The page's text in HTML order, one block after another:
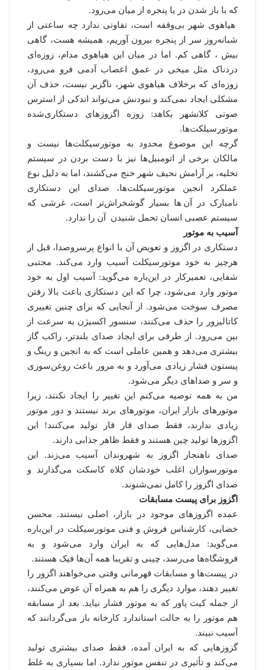
که با باز شدن در یا پنجره از میان می‌رود.
هیاهوی شهر بی‌وقفه است، تفاوتی ندارد چه ساعتی از
شبانه‌روز سر از پنجره بیرون آوریم، همیشه هست، گاهی
بیش ، گاهی کم. اما در میان این هیاهوی مدام، زوزه‌ای
دردناک مثل میخی در عمق اعصاب آدمی‌ فرو می‌رود،
زوزه‌ای که برخلاف هیاهوی شهر، ناگزیر نیست، حذف آن
مشکلی ایجاد نمی‌کند و نبودنش می‌تواند اندکی از استرس
صوتی کلانشهر بکاهد: زوزه اگزوزهای دستکاری‌شده
موتورسیلکت‌ها.
گرچه این موضوع محدود به موتورسیکلت‌ها نیست و
مالکان برخی از اتومبیل‌ها نیز با دست بردن در سیستم
تخلیه، بر آرامش نحیف شهر خنج می‌کشند، اما به دلیل نوع
عملکرد انجین موتورسیکلت‌ها، صدای این دستکاری
نامبارک در آن ها بسیار گوشخراش‌تر است، غرشی که
سیستم عصبی انسان تحمل شنیدن آن را ندارد.
آسیب به موتور
دستکاری در اگزوز و تعویض آن با انواع پرسروصدا، قبل از
هرچیز به خود موتورسیکلت آسیب وارد می‌کند. مجتبی
شفایی، تعمیرکار در این‌باره می‌گوید: آسیب اول به خود
موتور وارد می‌شود، چرا که این دستکاری باعث بالا رفتن
مصرف سوخت می‌شود. از آنجایی که برای چنین تغییری
کاتالیزور را حذف می‌کنند، سنسور اکسیژن به سرعت از
بین می‌رود. از طرفی برای ایجاد صدای بلندتر، راکب گاز
بیشتری می‌دهد و همین عاملی است که به انجین و رینگ و
پیستون فشار زیادی می‌آورد و به مرور باعث روغن‌سوزی
و سر و صداهای دیگر می‌شود.
من به همه توصیه می‌کنم این تغییر را ایجاد نکنند، زیرا
موتورهای بازار ایران، موتورهای برند نیستند و دور موتور
زیادی ندارند، فقط صدای قار قار تولید می‌کنند! این
اگزوزها تولید چین هستند و فقط ظاهر جذابی دارند.
صدای ناهنجار اگزوز به شهروندان آسیب می‌زند. این
موتورسواران اغلب خودشان کلاه کاسکت می‌گذارند و
صدای اگزوز را کامل نمی‌شنوند.
اگزوز برای پیست مسابقات
عمده اگزوزهای موجود در بازار، اصلی نیستند. محسن
خضایی، کارشناس فروش و فنی موتورسیکلت در این‌باره
می‌گوید: مدل‌هایی که به ایران وارد می‌شود و به
فروشگاه‌ها می‌رسد، چینی و تقریبا همه آن‌ها فیک هستند.
در پیست‌ها و مسابقات قهرمانی وقتی می‌خواهند اگزور را
تغییر دهند، موارد دیگری را هم به همراه آن عوض می‌کنند،
از جمله کیت پاور که به موتور فشار نیاید. بعد از مسابقه
هم موتور را به حالت استاندارد کارخانه باز می‌گردانند که
آسیب نبیند.
گزوزهایی که به ایران آمده، فقط صدای بیشتری تولید
می‌کند و تأثیری در تنفس موتور ندارد. اما بسیاری به غلط